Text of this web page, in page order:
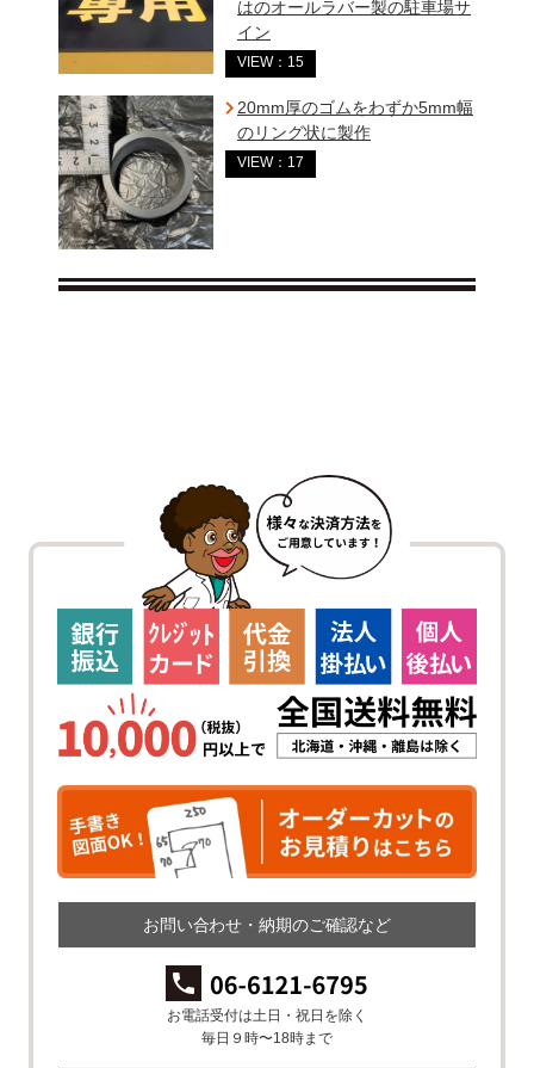
はのオールラバー製の駐車場サ
イン
VIEW：15
20mm厚のゴムをわずか5mm幅
のリング状に製作
VIEW：17
お問い合わせ・納期のご確認など
お電話受付は土日・祝日を除く
毎日９時〜18時まで